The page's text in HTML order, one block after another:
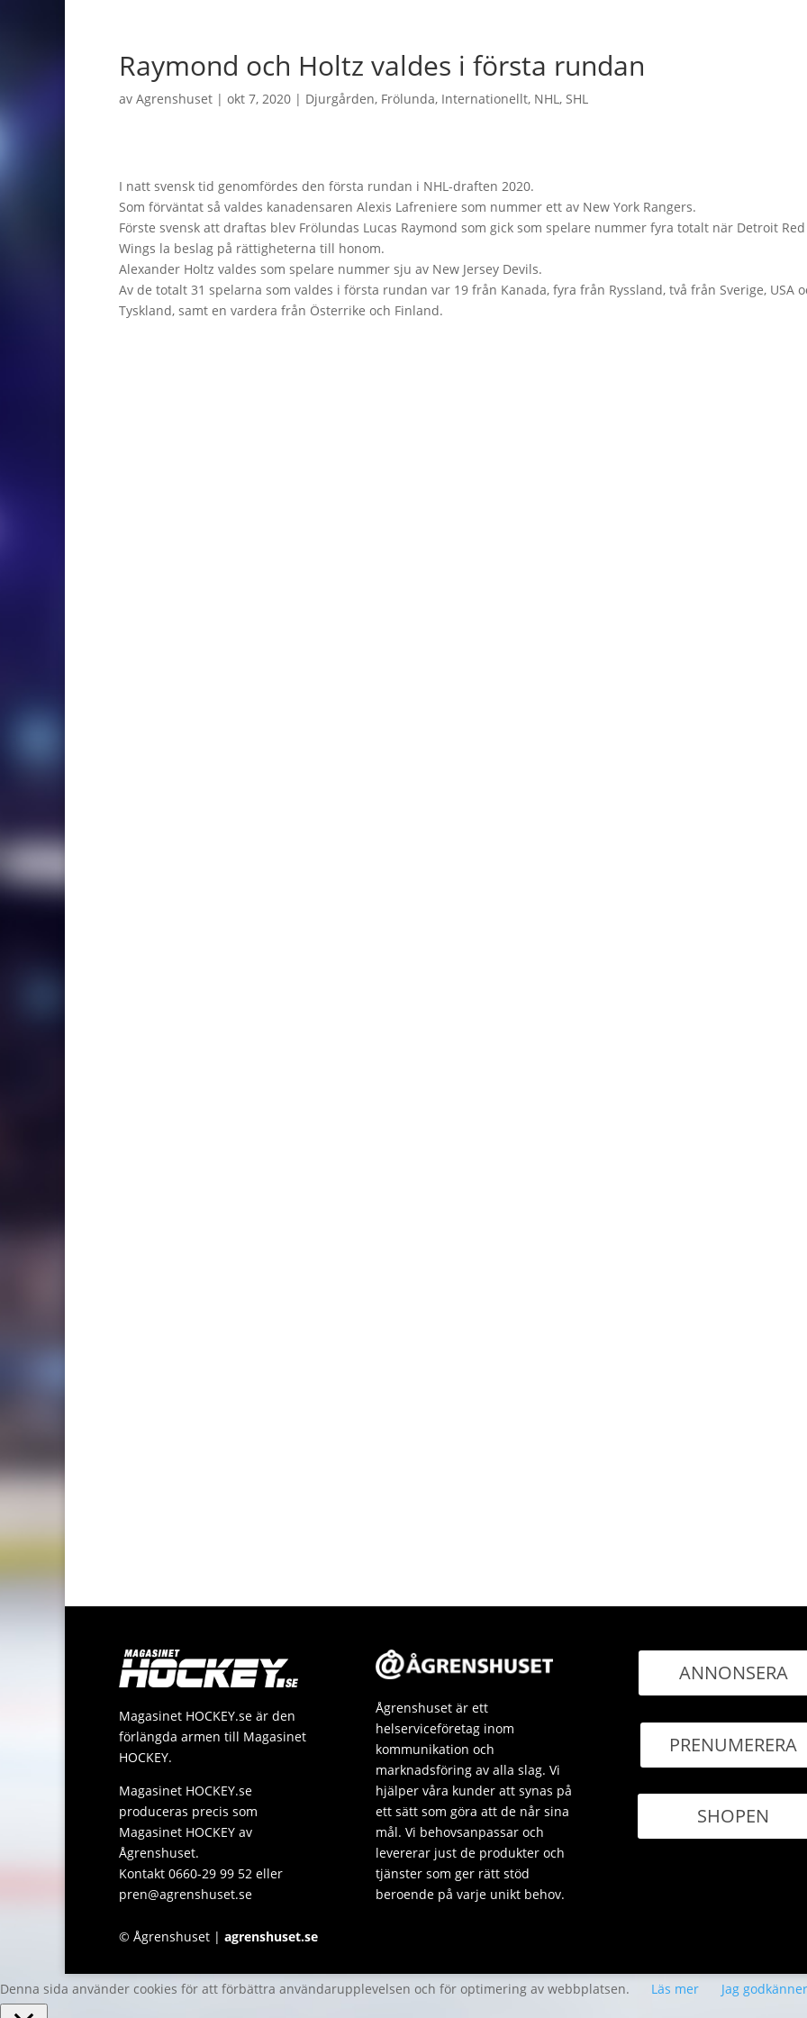
Raymond och Holtz valdes i första rundan
av Agrenshuset | okt 7, 2020 | Djurgården, Frölunda, Internationellt, NHL, SHL
I natt svensk tid genomfördes den första rundan i NHL-draften 2020.
Som förväntat så valdes kanadensaren Alexis Lafreniere som nummer ett av New York Rangers.
Förste svensk att draftas blev Frölundas Lucas Raymond som gick som spelare nummer fyra totalt när Detroit Red
Wings la beslag på rättigheterna till honom.
Alexander Holtz valdes som spelare nummer sju av New Jersey Devils.
Av de totalt 31 spelarna som valdes i första rundan var 19 från Kanada, fyra från Ryssland, två från Sverige, USA
Tyskland, samt en vardera från Österrike och Finland.
Magasinet HOCKEY.se är den
förlängda armen till Magasinet
HOCKEY.
Magasinet HOCKEY.se
produceras precis som
Magasinet HOCKEY av
Ågrenshuset.
Kontakt 0660-29 99 52 eller
pren@agrenshuset.se
Ågrenshuset är ett
helserviceföretag inom
kommunikation och
marknadsföring av alla slag. Vi
hjälper våra kunder att synas på
ett sätt som göra att de når sina
mål. Vi behovsanpassar och
levererar just de produkter och
tjänster som ger rätt stöd
beroende på varje unikt behov.
ANNONSERA
PRENUMERERA
SHOPEN
© Ågrenshuset | agrenshuset.se
Denna sida använder cookies för att förbättra användarupplevelsen och för optimering av webbplatsen. Läs mer Jag godkänner